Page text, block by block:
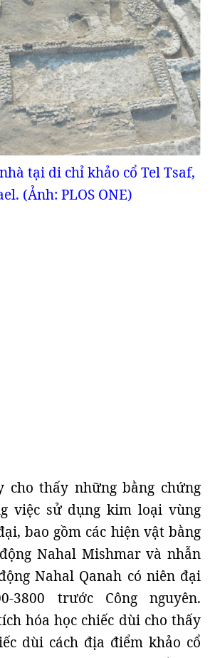
tại di chỉ khảo cổ Tel Tsaf,
(Ảnh: PLOS ONE)
cho thấy những bằng chứng
việc sử dụng kim loại vùng
bao gồm các hiện vật bằng
Nahal Mishmar và nhẫn
Nahal Qanah có niên đại
3800 trước Công nguyên.
hóa học chiếc dùi cho thấy
dùi cách địa điểm khảo cổ